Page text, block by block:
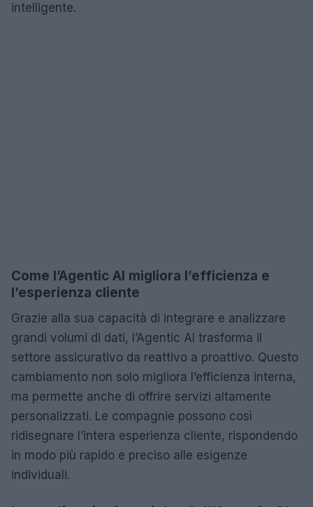
intelligente.
Come l’Agentic AI migliora l’efficienza e
l’esperienza cliente
Grazie alla sua capacità di integrare e analizzare
grandi volumi di dati, l’Agentic AI trasforma il
settore assicurativo da reattivo a proattivo. Questo
cambiamento non solo migliora l’efficienza interna,
ma permette anche di offrire servizi altamente
personalizzati. Le compagnie possono così
ridisegnare l’intera esperienza cliente, rispondendo
in modo più rapido e preciso alle esigenze
individuali.